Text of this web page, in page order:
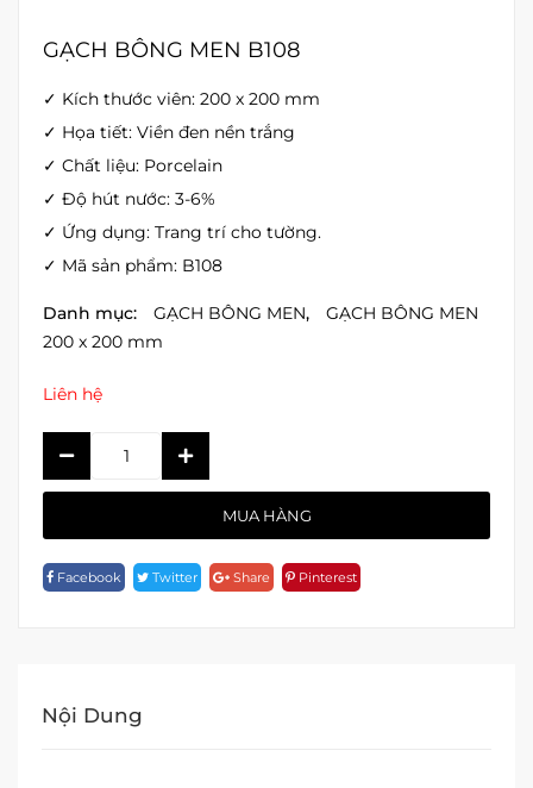
GẠCH BÔNG MEN B108
✓ Kích thước viên: 200 x 200 mm
✓ Họa tiết: Viền đen nền trắng
✓ Chất liệu: Porcelain
✓ Độ hút nước: 3-6%
✓ Ứng dụng: Trang trí cho tường.
✓ Mã sản phẩm: B108
Danh mục: GẠCH BÔNG MEN,
GẠCH BÔNG MEN
200 x 200 mm
Liên hệ
Quantity
MUA HÀNG
Facebook Twitter Share Pinterest
Nội Dung